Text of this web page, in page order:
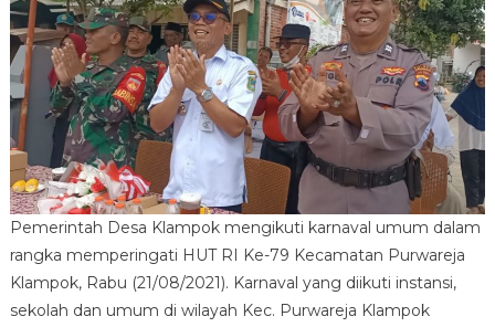
KARNAVAL
HUTI
RI
KE-
79
KEC.
PURWAREJA
KLAMPOK
Pemerintah Desa Klampok mengikuti karnaval umum dalam
rangka memperingati HUT RI Ke-79 Kecamatan Purwareja
Klampok, Rabu (21/08/2021). Karnaval yang diikuti instansi,
sekolah dan umum di wilayah Kec. Purwareja Klampok